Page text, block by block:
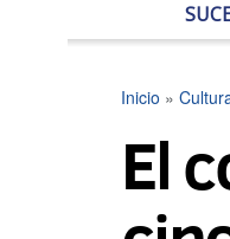
Inicio »
El